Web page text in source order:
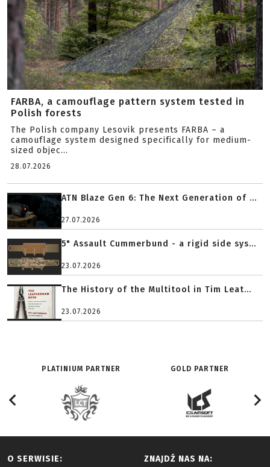
FARBA, a camouflage pattern system tested in
Polish forests
The Polish company Lesovik presents FARBA – a
camouflage system designed specifically for medium-
sized objec...
28.07.2026
ATN Blaze Gen 6: The Next Generation of ...
27.07.2026
5" Assault Cummerbund - a rigid side sys...
23.07.2026
The History of the Multitool in Tim Leat...
23.07.2026
PLATINIUM PARTNER GOLD PARTNER
O SERWISIE: ZNAJDŹ NAS NA: